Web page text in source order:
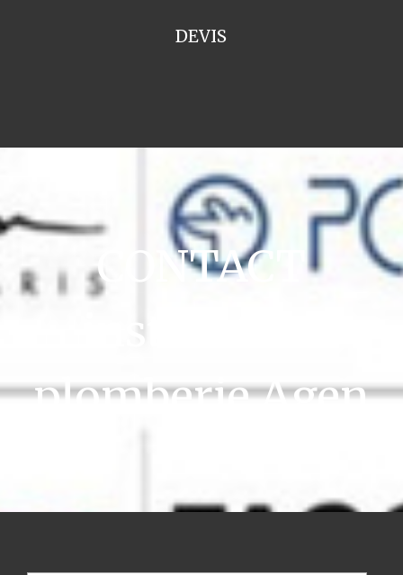
DEVIS
CONTACT
installation
plomberie Agen